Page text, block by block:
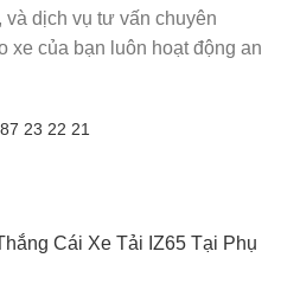
dịch vụ tư vấn chuyên
xe của bạn luôn hoạt động an
23 22 21
Cái Xe Tải IZ65 Tại Phụ